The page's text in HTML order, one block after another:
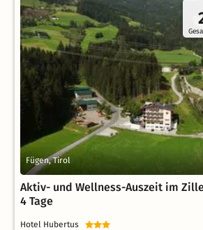
Fügen, Tirol
Aktiv- und Wellness-Auszeit im
4 Tage
Hotel Hubertus